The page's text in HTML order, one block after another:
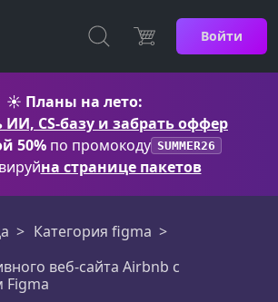
Войти
☀️ Планы на лето:
ИИ, CS-базу и забрать оффер
50% по промокоду SUMMER26
на странице пакетов
Категория figma
веб-сайта Airbnb с
Figma